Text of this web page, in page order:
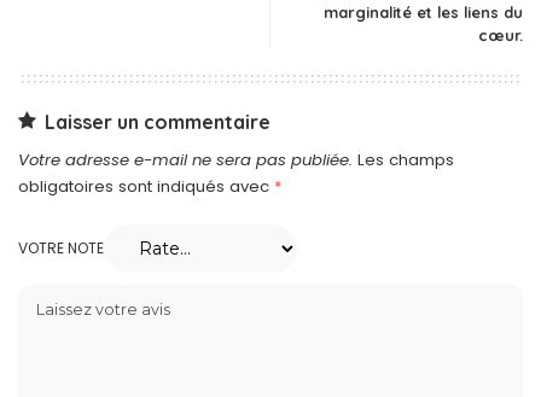
marginalité et les liens du
cœur.
Laisser un commentaire
Votre adresse e-mail ne sera pas publiée. Les champs
obligatoires sont indiqués avec *
VOTRE NOTE